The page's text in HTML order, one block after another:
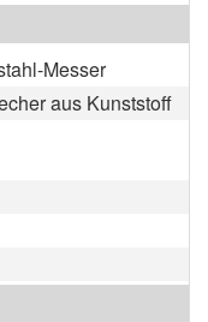
Messer
aus Kunststoff